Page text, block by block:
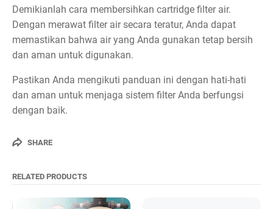
Demikianlah cara membersihkan cartridge filter air.
Dengan merawat filter air secara teratur, Anda dapat
memastikan bahwa air yang Anda gunakan tetap bersih
dan aman untuk digunakan.
Pastikan Anda mengikuti panduan ini dengan hati-hati
dan aman untuk menjaga sistem filter Anda berfungsi
dengan baik.
SHARE
RELATED PRODUCTS